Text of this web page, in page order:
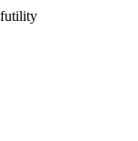
futility